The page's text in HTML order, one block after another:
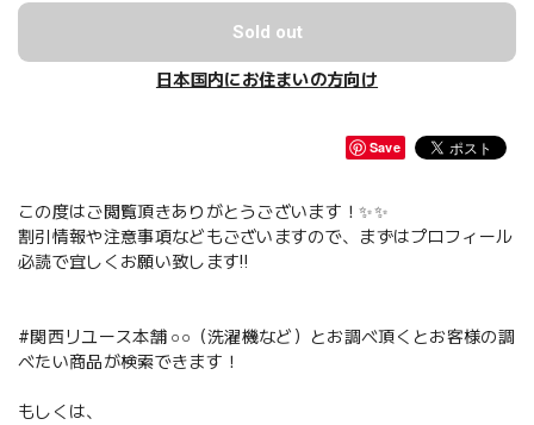
Sold out
日本国内にお住まいの方向け
Save
この度はご閲覧頂きありがとうございます！✨✨
割引情報や注意事項などもございますので、まずはプロフィール
必読で宜しくお願い致します‼️
#関西リユース本舗 ○○（洗濯機など）とお調べ頂くとお客様の調
べたい商品が検索できます！
もしくは、